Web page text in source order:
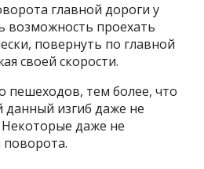
главной дороги у
возможность проехать
повернуть по главной
своей скорости.
пешеходов, тем более, что
данный изгиб даже не
даже не